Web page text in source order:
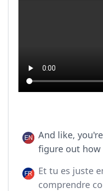
And like,
figure out how
Et tu es juste
comprendre